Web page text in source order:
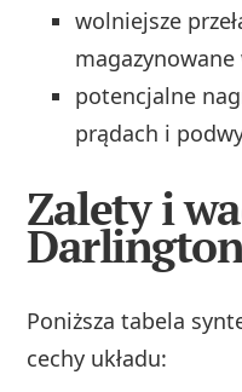
wolniejsze
potencjalne
prądach i
Zalety i
Poniższa tabela
cechy układu: